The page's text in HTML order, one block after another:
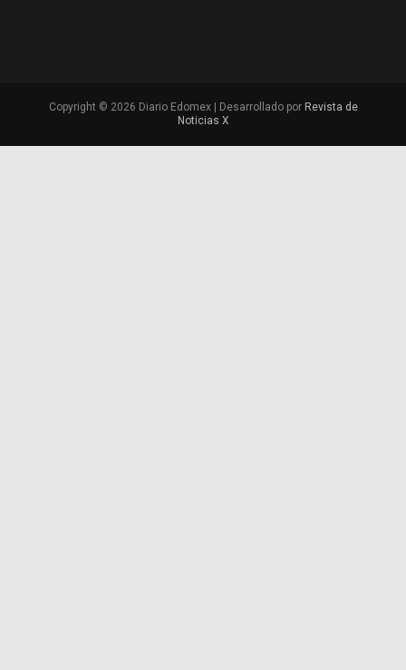
Copyright © 2026 Diario Edomex | Desarrollado por Revista de
Noticias X